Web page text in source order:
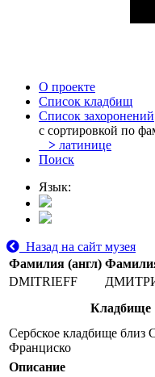
О проекте
Список кладбищ
Список захоронений
с сортировкой по
> латинице
Поиск
Язык:
Назад на сайт музея
Фамилия (англ)
DMITRIEFF
Кладбище
Сербское кладбище близ
Франциско
Описание